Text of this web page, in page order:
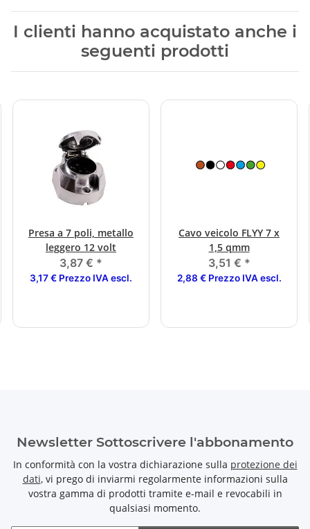
I clienti hanno acquistato anche i
seguenti prodotti
Presa a 7 poli, metallo
leggero 12 volt
3,87 € *
3,17 € Prezzo IVA escl.
Cavo veicolo FLYY 7 x
1,5 qmm
3,51 € *
2,88 € Prezzo IVA escl.
Newsletter Sottoscrivere l'abbonamento
In conformità con la vostra dichiarazione sulla protezione dei
dati, vi prego di inviarmi regolarmente informazioni sulla
vostra gamma di prodotti tramite e-mail e revocabili in
qualsiasi momento.